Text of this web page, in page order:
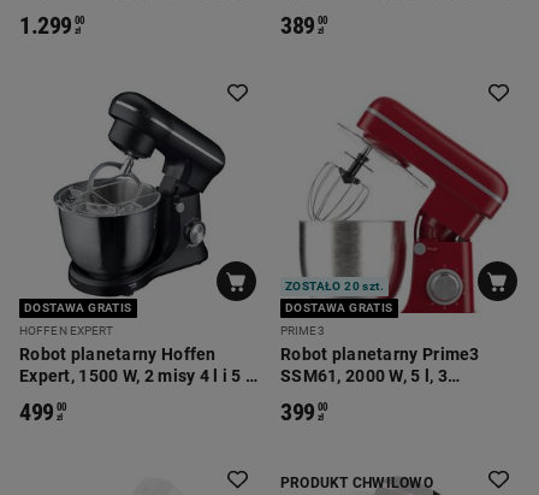
1.299 00
zł 389 00
zł
DOSTAWA GRATIS
HOFFEN EXPERT
Robot planetarny Hoffen
Expert, 1500 W, 2 misy 4 l i 5 l,
499 00
zł
ZOSTAŁO 20 szt.
DOSTAWA GRATIS
PRIME3
Robot planetarny Prime3
SSM61, 2000 W, 5 l, 3
399 00
zł
PRODUKT CHWILOWO